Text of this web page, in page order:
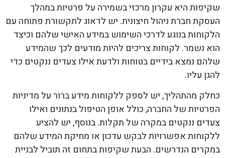
שקיפות היא עקרון מרכזי בשמירה על פרטיות במהלך
העסקת חברת ניהול חיצונית. יש לדאוג לתקשורת פתוחה עם
הלקוחות בנוגע לדרכי השימוש במידע האישי שלהם וכיצד
הוא נשמר. לקוחות צריכים להיות מודעים לכך שהמידע
שלהם נמצא בידיים בטוחות ולדעת אילו צעדים ננקטים כדי
להגן עליו.
כחלק מהתהליך, יש לספק ללקוחות מידע ברור על מדיניות
הפרטיות של החברה, כולל אופן הטיפול בנתונים ואילו
צעדים ננקטים במקרה של תקלות. בנוסף, יש להציע
ללקוחות אפשרויות לבקש עדכון או מחיקת המידע שלהם
במקרים הנדרשים. הבעת שקיפות בתחום זה תוביל לבניית